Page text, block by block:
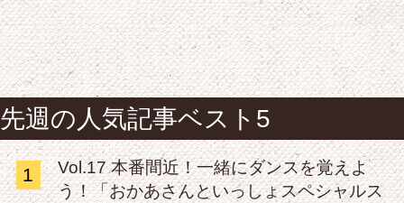
先週の人気記事ベスト5
1
Vol.17 本番間近！一緒にダンスを覚えよ
う！「おかあさんといっしょスペシャルス